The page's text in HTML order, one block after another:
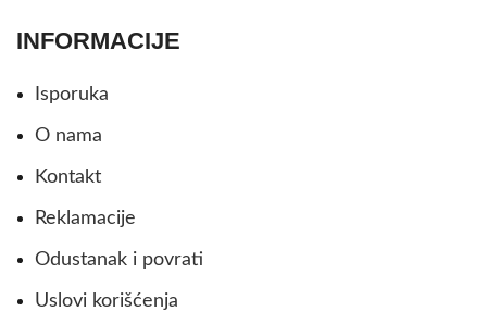
INFORMACIJE
Isporuka
O nama
Kontakt
Reklamacije
Odustanak i povrati
Uslovi korišćenja